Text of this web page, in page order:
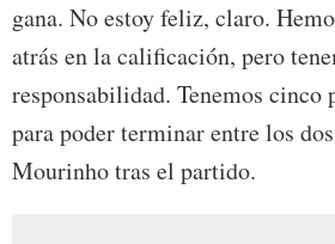
gana. No estoy feliz, claro.
atrás en la calificación, pero
responsabilidad. Tenemos cinco
para poder terminar entre los
Mourinho tras el partido.